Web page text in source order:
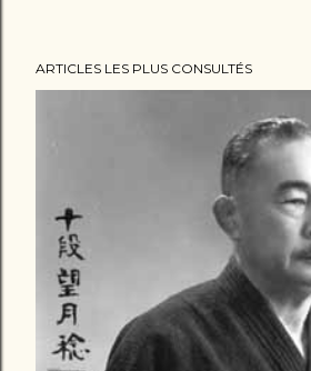
ARTICLES LES PLUS CONSULTÉS